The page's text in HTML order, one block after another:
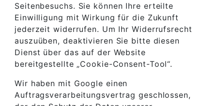
Seitenbesuchs. Sie können Ihre erteilte
Einwilligung mit Wirkung für die Zukunft
jederzeit widerrufen. Um Ihr Widerrufsrecht
auszuüben, deaktivieren Sie bitte diesen
Dienst über das auf der Website
bereitgestellte „Cookie-Consent-Tool“.
Wir haben mit Google einen
Auftragsverarbeitungsvertrag geschlossen,